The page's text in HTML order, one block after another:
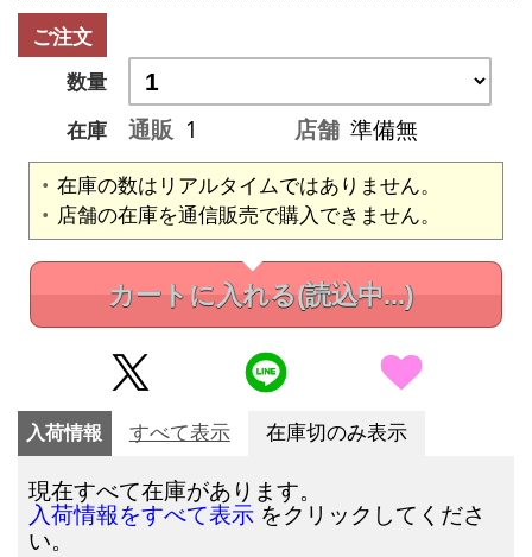
ご注文
数量
在庫
通販 1 店舗 準備無
在庫の数はリアルタイムではありません。
店舗の在庫を通信販売で購入できません。
カートに入れる(読込中...)
入荷情報 すべて表示 在庫切のみ表示
現在すべて在庫があります。
入荷情報をすべて表示 をクリックしてくださ
い。